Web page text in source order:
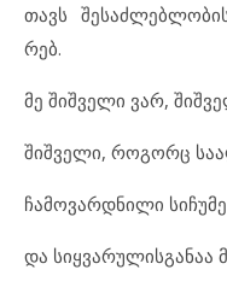
თავს შესაძლებლო
რებ.
მე შიშველი ვარ, შიშვე
შიშველი, როგორც საა
ჩამოვარდნილი სიჩუმე
და სიყვარულისგანაა